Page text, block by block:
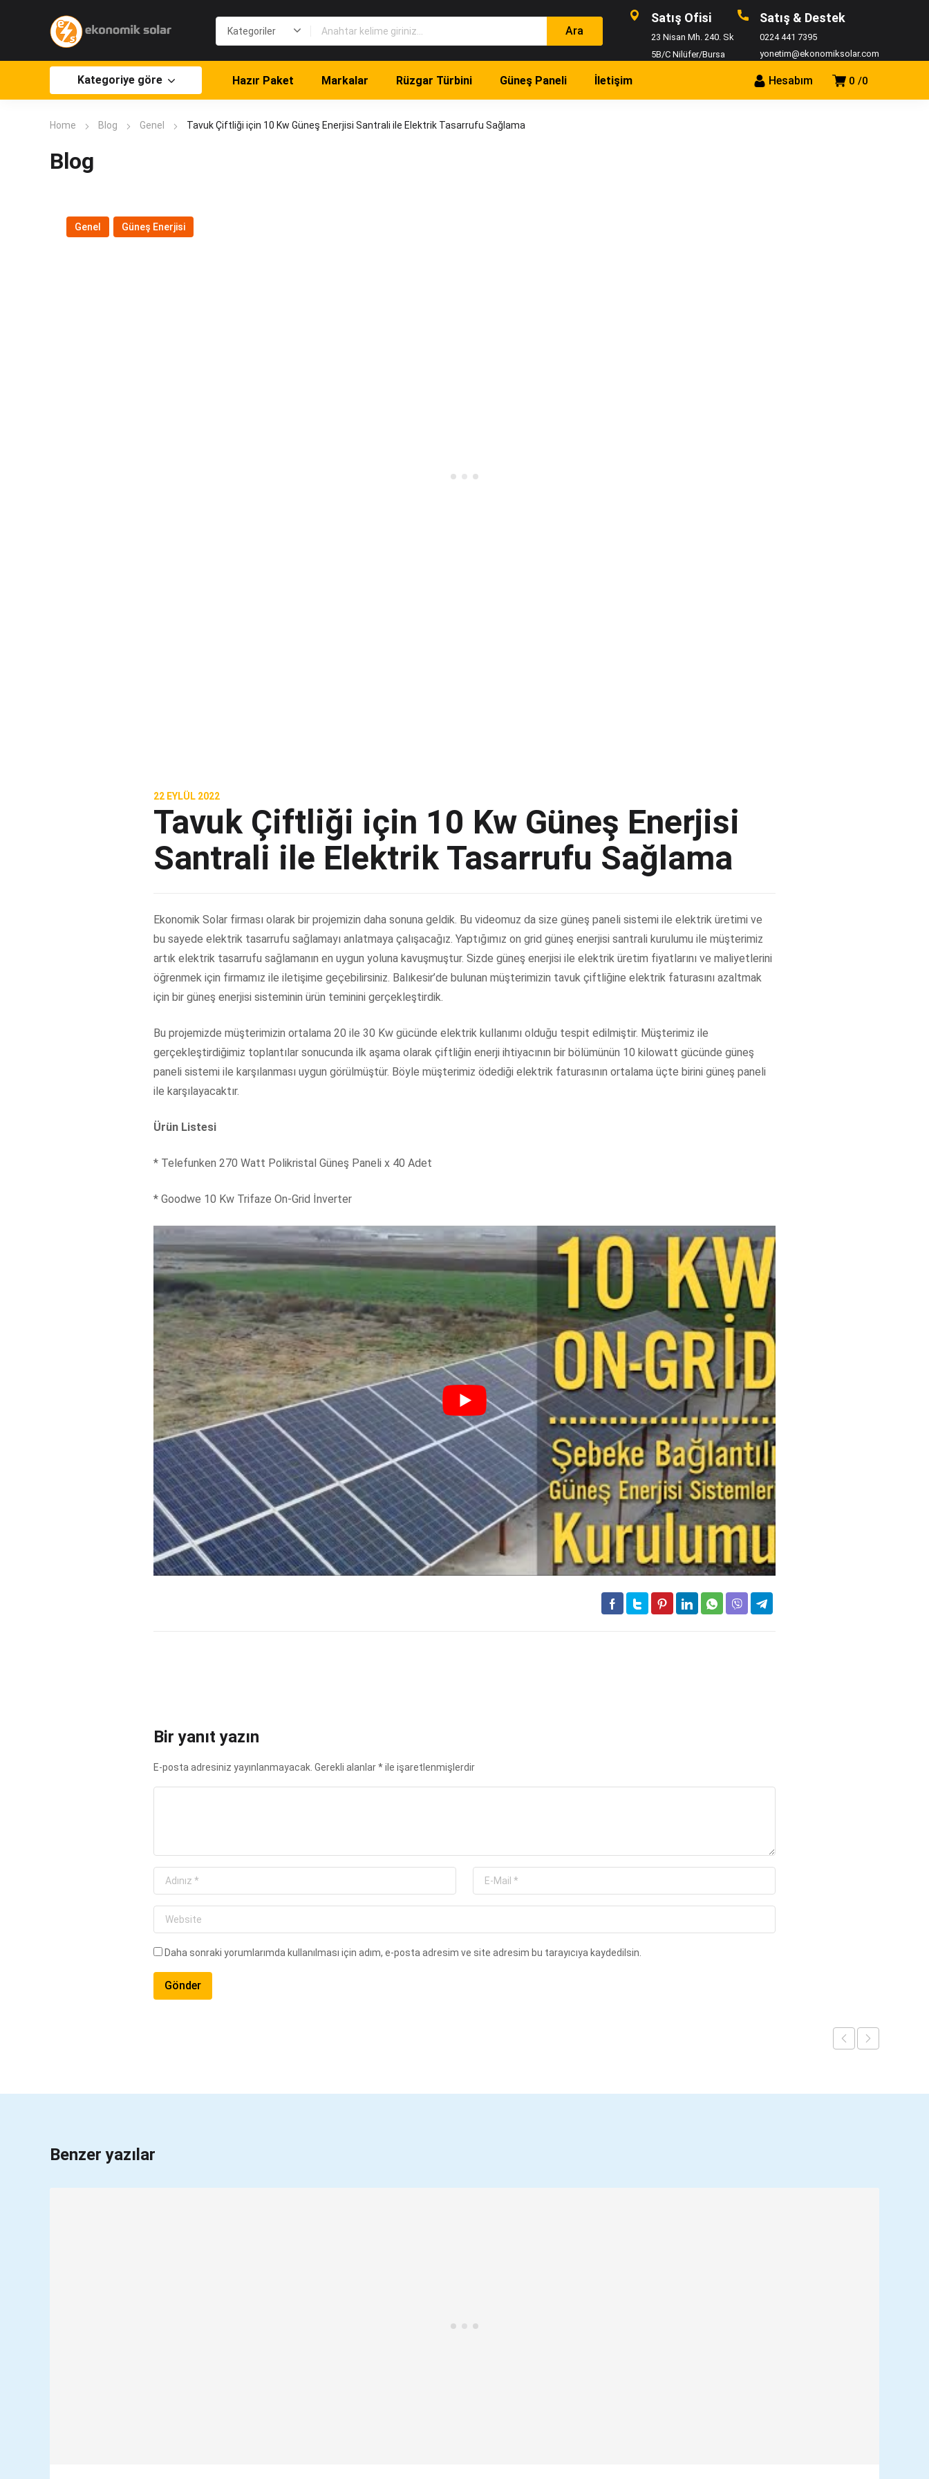
Satış Ofisi
23 Nisan Mh. 240. Sk
5B/C Nilüfer/Bursa
Satış & Destek
0224 441 7395
yonetim@ekonomiksolar.com
0 0
Hesabım
Kategoriye göre Hazır Paket Markalar Rüzgar Türbini Güneş Paneli İletişim
Home Blog Genel Tavuk Çiftliği için 10 Kw Güneş Enerjisi Santrali ile Elektrik Tasarrufu Sağlama
Blog
Genel Güneş Enerjisi
22 EYLÜL 2022
Tavuk Çiftliği için 10 Kw Güneş Enerjisi
Santrali ile Elektrik Tasarrufu Sağlama
Ekonomik Solar firması olarak bir projemizin daha sonuna geldik. Bu videomuz da size güneş paneli sistemi ile elektrik üretimi ve
bu sayede elektrik tasarrufu sağlamayı anlatmaya çalışacağız. Yaptığımız on grid güneş enerjisi santrali kurulumu ile müşterimiz
artık elektrik tasarrufu sağlamanın en uygun yoluna kavuşmuştur. Sizde güneş enerjisi ile elektrik üretim fiyatlarını ve maliyetlerini
öğrenmek için firmamız ile iletişime geçebilirsiniz. Balıkesir’de bulunan müşterimizin tavuk çiftliğine elektrik faturasını azaltmak
için bir güneş enerjisi sisteminin ürün teminini gerçekleştirdik.
Bu projemizde müşterimizin ortalama 20 ile 30 Kw gücünde elektrik kullanımı olduğu tespit edilmiştir. Müşterimiz ile
gerçekleştirdiğimiz toplantılar sonucunda ilk aşama olarak çiftliğin enerji ihtiyacının bir bölümünün 10 kilowatt gücünde güneş
paneli sistemi ile karşılanması uygun görülmüştür. Böyle müşterimiz ödediği elektrik faturasının ortalama üçte birini güneş paneli
ile karşılayacaktır.
Ürün Listesi
* Telefunken 270 Watt Polikristal Güneş Paneli x 40 Adet
* Goodwe 10 Kw Trifaze On-Grid İnverter
Bir yanıt yazın
E-posta adresiniz yayınlanmayacak. Gerekli alanlar*ile işaretlenmişlerdir
Daha sonraki yorumlarımda kullanılması için adım, e-posta adresim ve site adresim bu tarayıcıya kaydedilsin.
Benzer yazılar